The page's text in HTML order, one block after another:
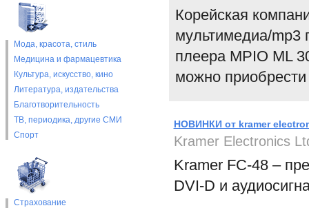
Мода, красота, стиль
Медицина и фармацевтика
Культура, искусство, кино
Литература, издательства
Благотворительность
ТВ, периодика, другие СМИ
Спорт
Страхование
Корейская
мультимедиа/mp3
плеера MPIO ML
можно приобрести
НОВИНКИ от kramer
Kramer Electronics
Kramer FC-48 –
DVI-D и